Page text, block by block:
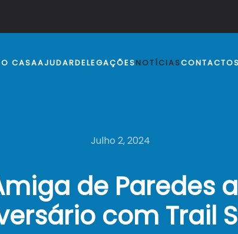
O CASAAJUDARDELEGAÇÕESNOTÍCIASCONTACTOS
Julho 2, 2024
de Paredes
com Trail